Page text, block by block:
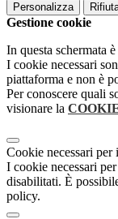
Personalizza
Gestione cookie
In questa schermata
I cookie necessari
piattaforma e non è
Per conoscere quali
visionare la
Cookie necessari
I cookie necessari
disabilitati. È
policy.